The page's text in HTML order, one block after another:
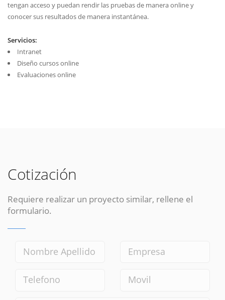
tengan acceso y puedan rendir las pruebas de manera online y
conocer sus resultados de manera instantánea.
Servicios:
Intranet
Diseño cursos online
Evaluaciones online
Cotización
Requiere realizar un proyecto similar, rellene el
formulario.